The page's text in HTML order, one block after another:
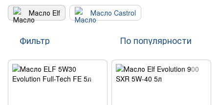
Масло Elf Масло Castrol
Фильтр По популярности